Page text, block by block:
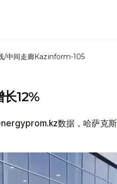
/中间走廊Kazinform-105
12%
数据，哈萨克